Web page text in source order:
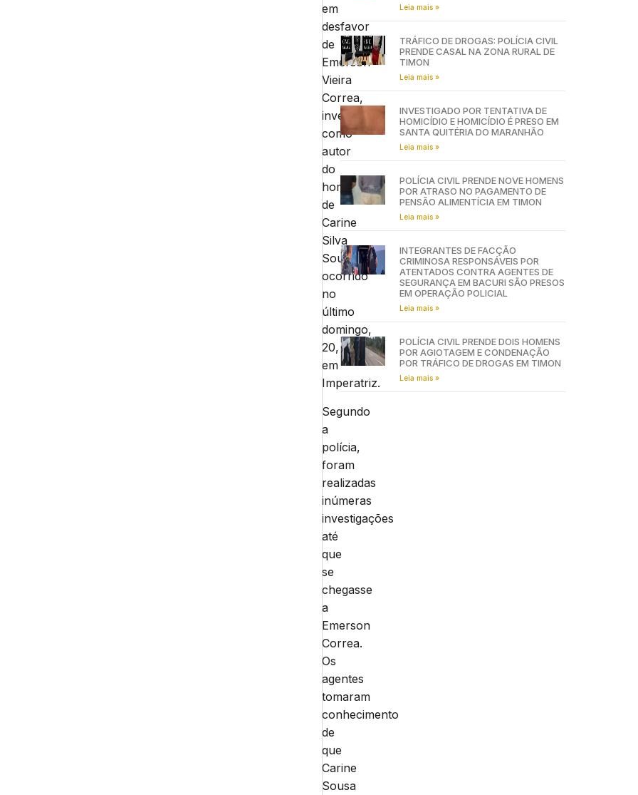
em
desfavor
de
Emerson
Vieira
Correa,
investigado
como
autor
do
homicídio
de
Carine
Silva
Sousa,
ocorrido
no
último
domingo,
20,
em
Imperatriz.
Segundo
a
polícia,
foram
realizadas
inúmeras
investigações
até
que
se
chegasse
a
Emerson
Correa.
Os
agentes
tomaram
conhecimento
de
que
Carine
Sousa
Leia mais »
TRÁFICO DE DROGAS: POLÍCIA CIVIL
PRENDE CASAL NA ZONA RURAL DE
TIMON
Leia mais »
INVESTIGADO POR TENTATIVA DE
HOMICÍDIO E HOMICÍDIO É PRESO EM
SANTA QUITÉRIA DO MARANHÃO
Leia mais »
POLÍCIA CIVIL PRENDE NOVE HOMENS
POR ATRASO NO PAGAMENTO DE
PENSÃO ALIMENTÍCIA EM TIMON
Leia mais »
INTEGRANTES DE FACÇÃO
CRIMINOSA RESPONSÁVEIS POR
ATENTADOS CONTRA AGENTES DE
SEGURANÇA EM BACURI SÃO PRESOS
EM OPERAÇÃO POLICIAL
Leia mais »
POLÍCIA CIVIL PRENDE DOIS HOMENS
POR AGIOTAGEM E CONDENAÇÃO
POR TRÁFICO DE DROGAS EM TIMON
Leia mais »